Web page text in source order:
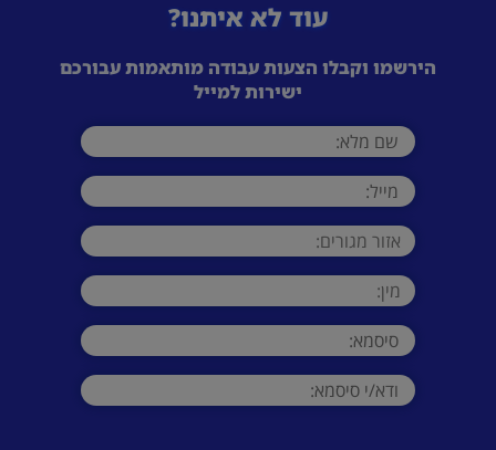
עוד לא איתנו?
הירשמו וקבלו הצעות עבודה מותאמות עבורכם
ישירות למייל